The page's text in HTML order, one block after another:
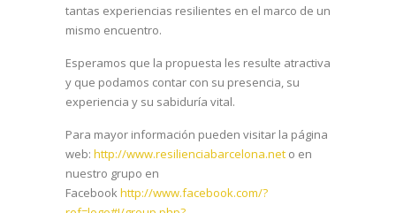
tantas experiencias resilientes en el marco de un
mismo encuentro.
Esperamos que la propuesta les resulte atractiva
y que podamos contar con su presencia, su
experiencia y su sabiduría vital.
Para mayor información pueden visitar la página
web: http://www.resilienciabarcelona.net o en
nuestro grupo en
Facebookhttp://www.facebook.com/?